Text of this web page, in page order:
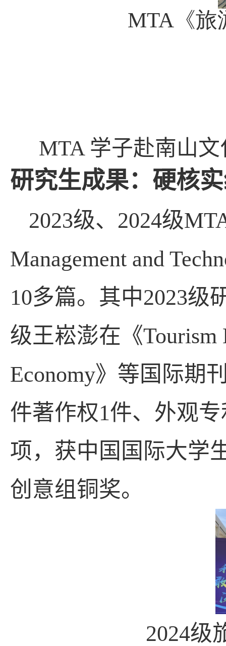
MTA 《
MTA 学子赴南山
研究生成果：硬核
2023级、 2024级
Management and
10多篇。其中2023级
级王崧澎在《Tourism
Economy》等国际期
件著作权1件、外观专
项，获中国国际大学
创意组铜奖。
2024级